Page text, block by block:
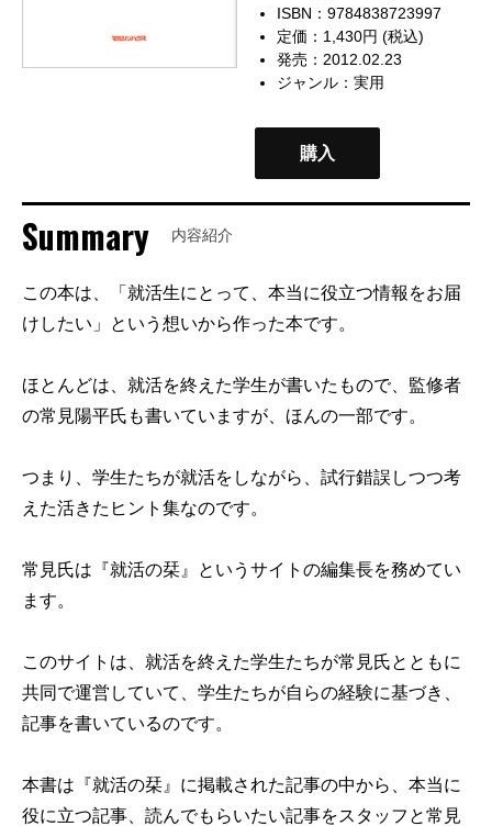
ISBN：9784838723997
定価：1,430円 (税込)
発売：2012.02.23
ジャンル：実用
購入
Summary 内容紹介
この本は、「就活生にとって、本当に役立つ情報をお届
けしたい」という想いから作った本です。
ほとんどは、就活を終えた学生が書いたもので、監修者
の常見陽平氏も書いていますが、ほんの一部です。
つまり、学生たちが就活をしながら、試行錯誤しつつ考
えた活きたヒント集なのです。
常見氏は『就活の栞』というサイトの編集長を務めてい
ます。
このサイトは、就活を終えた学生たちが常見氏とともに
共同で運営していて、学生たちが自らの経験に基づき、
記事を書いているのです。
本書は『就活の栞』に掲載された記事の中から、本当に
役に立つ記事、読んでもらいたい記事をスタッフと常見